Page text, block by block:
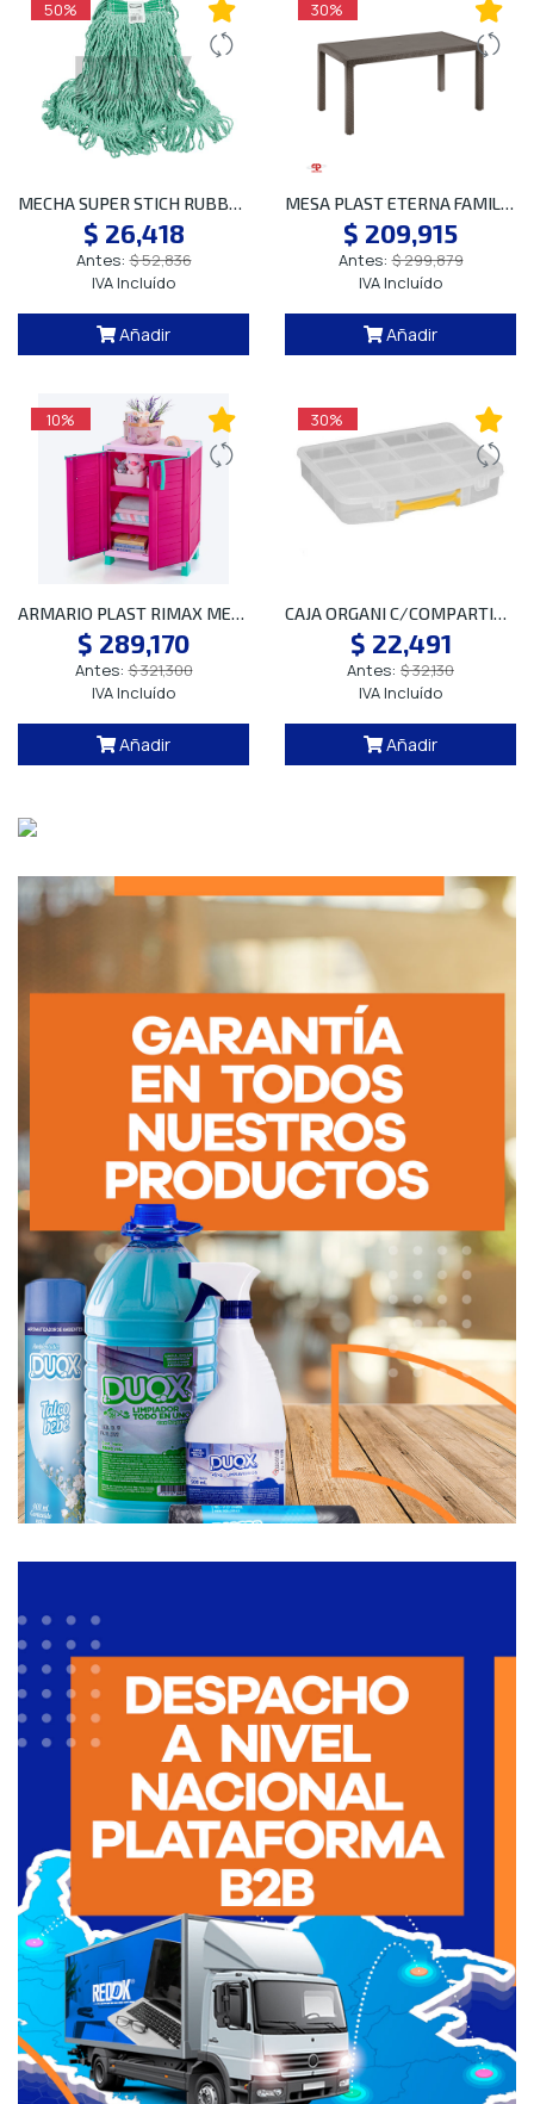
50%
MECHA SUPER STICH RUBBERMAID 450G FGD21206 VERDE
$ 26,418
Antes: $ 52,836
IVA Incluído
Añadir
30%
MESA PLAST ETERNA FAMILIAR WENGUE 8815 S
$ 209,915
Antes: $ 299,879
IVA Incluído
Añadir
10%
ARMARIO PLAST RIMAX MED INFANT ROSA 9293
$ 289,170
Antes: $ 321,300
IVA Incluído
Añadir
30%
CAJA ORGANI C/COMPARTIMIE RIMAX 330 3614
$ 22,491
Antes: $ 32,130
IVA Incluído
Añadir